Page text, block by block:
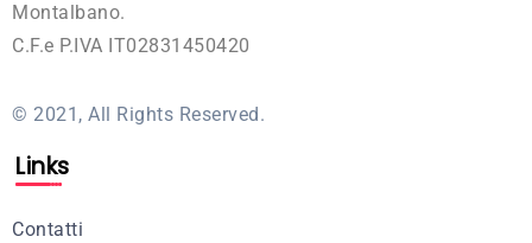
Montalbano.
C.F.e P.IVA IT02831450420
© 2021, All Rights Reserved.
Links
Contatti